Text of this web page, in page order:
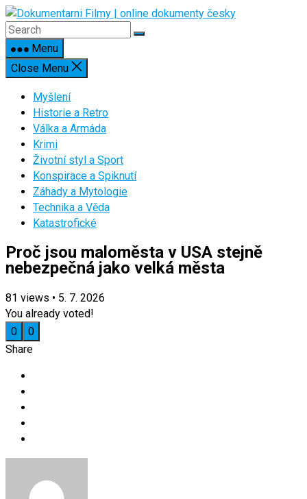
Skip
to
contentMenu
Close Menu
Myšlení
Historie a Retro
Válka a Armáda
Krimi
Životní styl a Sport
Konspirace a Spiknutí
Záhady a Mytologie
Technika a Věda
Katastrofické
Proč jsou maloměsta v USA stejně
nebezpečná jako velká města
81 views • 5. 7. 2026
You already voted!
0
0
Share